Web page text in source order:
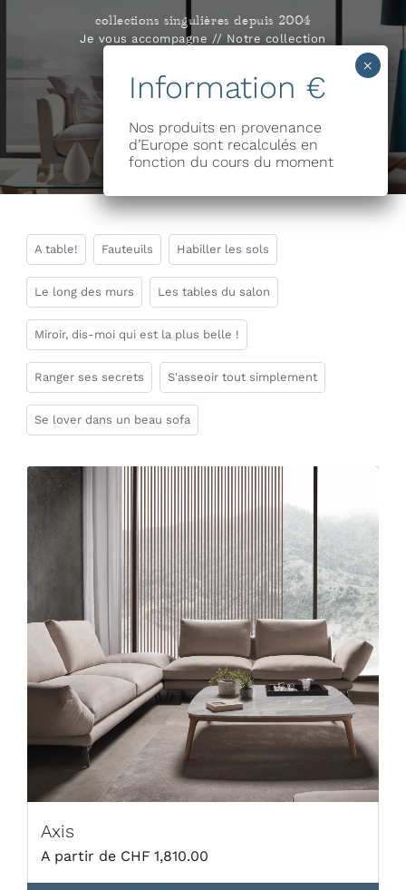
collections singulières depuis 2004
Je vous accompagne // Notre collection
Toggle
Accompagnement
Collection
Stéphane D.
Mobilier
A table! Fauteuils Habiller les sols
Le long des murs Les tables du salon
Miroir, dis-moi qui est la plus belle !
Ranger ses secrets S'asseoir tout simplement
Se lover dans un beau sofa
Axis
CHF 1,810.00
Nos produits en provenance
d’Europe sont recalculés en
fonction du cours du moment